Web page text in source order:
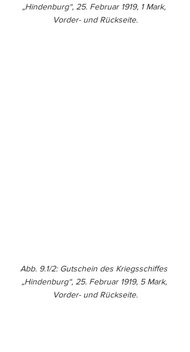
„Hindenburg“, 25. Februar 1919, 1 Mark,
Vorder- und Rückseite.
Abb. 9.1/2: Gutschein des Kriegsschiffes
„Hindenburg“, 25. Februar 1919, 5 Mark,
Vorder- und Rückseite.